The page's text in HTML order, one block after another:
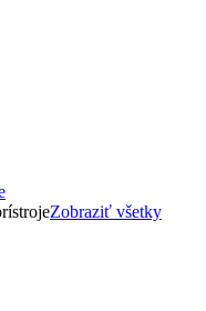
Zobraziť všetky